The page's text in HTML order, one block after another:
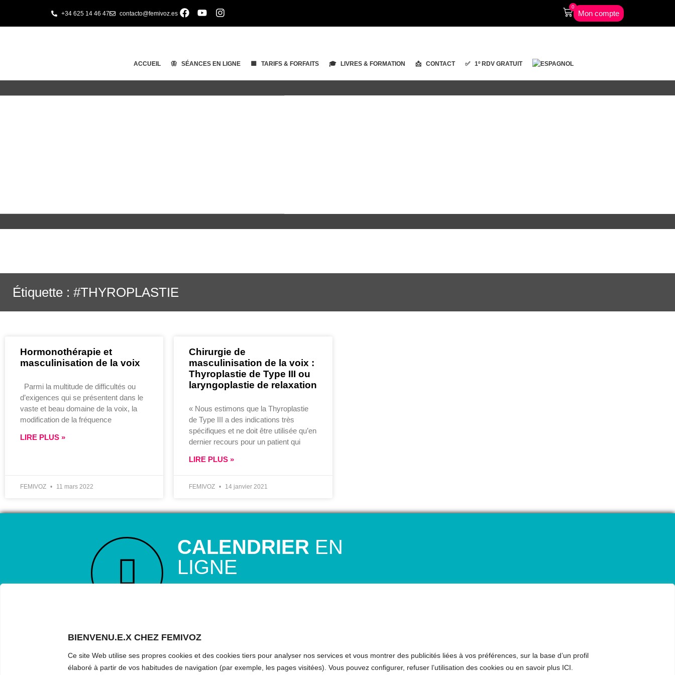
BIENVENU.E.X CHEZ FEMIVOZ
Ce site Web utilise ses propres cookies et des cookies tiers pour analyser nos services et vous montrer des publicités liées à vos préférences, sur la base d’un profil
élaboré à partir de vos habitudes de navigation (par exemple, les pages visitées). Vous pouvez configurer, refuser l’utilisation des cookies ou en savoir plus ICI.
+34 625 14 46 47 contacto@femivoz.es
0
Mon compte
ACCUEIL 🦋 SÉANCES EN LIGNE 🟨 TARIFS & FORFAITS 🎓 LIVRES & FORMATION 📩 CONTACT ✅ 1º RDV GRATUIT
Étiquette : #THYROPLASTIE
Hormonothérapie et
masculinisation de la voix
Parmi la multitude de difficultés ou
d’exigences qui se présentent dans le
vaste et beau domaine de la voix, la
modification de la fréquence
LIRE PLUS »
FEMIVOZ 11 mars 2022
Chirurgie de
masculinisation de la voix :
Thyroplastie de Type III ou
laryngoplastie de relaxation
« Nous estimons que la Thyroplastie
de Type III a des indications très
spécifiques et ne doit être utilisée qu’en
dernier recours pour un patient qui
LIRE PLUS »
FEMIVOZ 14 janvier 2021
CALENDRIER EN
LIGNE
questions.